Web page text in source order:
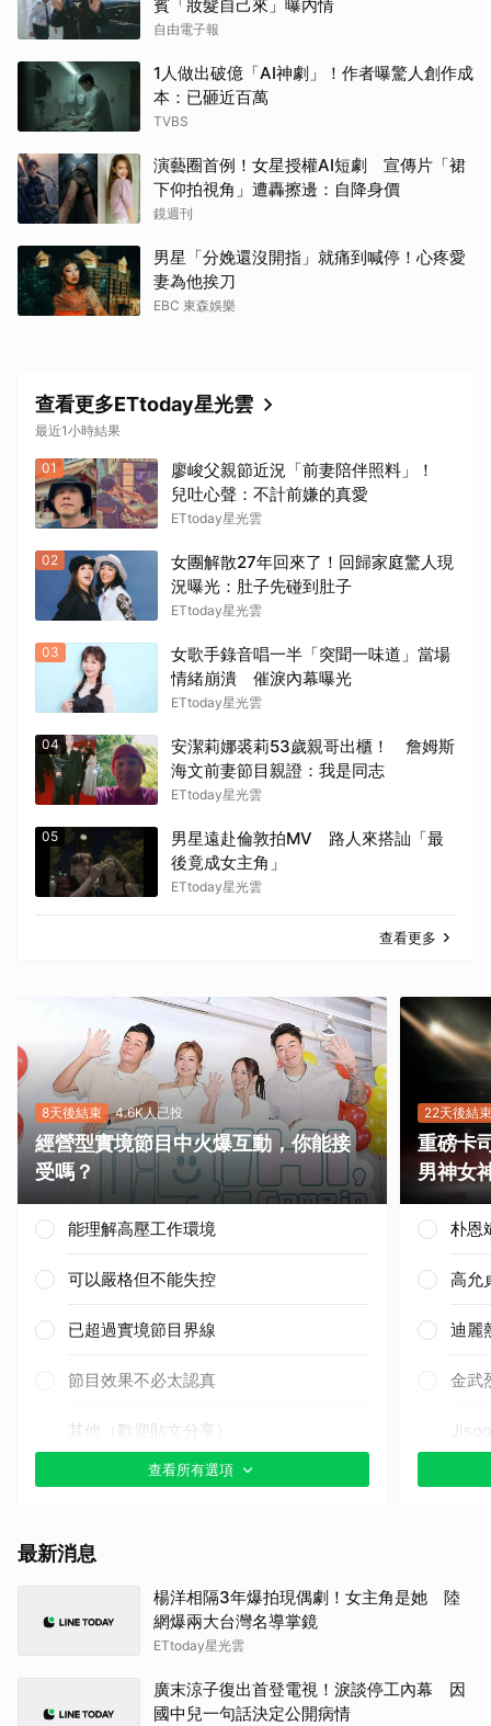
賓「妝髮自己來」曝內情
自由電子報
1人做出破億「AI神劇」！作者曝驚人創作成
本：已砸近百萬
TVBS
演藝圈首例！女星授權AI短劇 宣傳片「裙
下仰拍視角」遭轟擦邊：自降身價
鏡週刊
男星「分娩還沒開指」就痛到喊停！心疼愛
妻為他挨刀
EBC 東森娛樂
查看更多ETtoday星光雲
最近1小時結果
01
廖峻父親節近況「前妻陪伴照料」！
兒吐心聲：不計前嫌的真愛
ETtoday星光雲
02
女團解散27年回來了！回歸家庭驚人現
況曝光：肚子先碰到肚子
ETtoday星光雲
03
女歌手錄音唱一半「突聞一味道」當場
情緒崩潰 催淚內幕曝光
ETtoday星光雲
04
安潔莉娜裘莉53歲親哥出櫃！ 詹姆斯
海文前妻節目親證：我是同志
ETtoday星光雲
05
男星遠赴倫敦拍MV 路人來搭訕「最
後竟成女主角」
ETtoday星光雲
查看更多
8天後結束 4.6K人已投
經營型實境節目中火爆互動，你能接
受嗎？
能理解高壓工作環境
可以嚴格但不能失控
已超過實境節目界線
節目效果不必太認真
其他（歡迎貼文分享）
查看所有選項
22天後結束
重磅卡
男神女
朴恩
高允
迪麗
金武
山姆
最新消息
楊洋相隔3年爆拍現偶劇！女主角是她 陸
網爆兩大台灣名導掌鏡
ETtoday星光雲
廣末涼子復出首登電視！淚談停工內幕 因
國中兒一句話決定公開病情